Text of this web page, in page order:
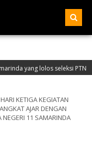
PTN jalur SNBP tahun
: 30401068 – Akreditasi
HARI KETIGA KEGIATAN
AJAR DENGAN
NEGERI 11 SAMARINDA